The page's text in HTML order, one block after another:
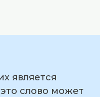
является
слово может